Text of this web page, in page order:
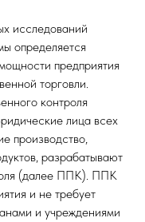
исследований
определяется
предприятия
торговли.
контроля
лица всех
производство,
разрабатывают
(далее ППК). ППК
и не требует
и учреждениями